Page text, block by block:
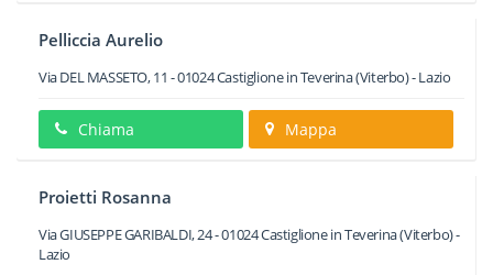
Pelliccia Aurelio
Via DEL MASSETO, 11 -01024Castiglione in Teverina(Viterbo) -Lazio
Chiama Mappa
Proietti Rosanna
Via GIUSEPPE GARIBALDI, 24-01024Castiglione in Teverina(Viterbo) -
Lazio